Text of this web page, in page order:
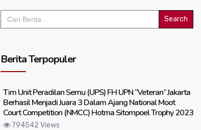
Search
for:
Berita Terpopuler
Tim Unit Peradilan Semu (UPS) FH UPN “Veteran” Jakarta
Berhasil Menjadi Juara 3 Dalam Ajang National Moot
Court Competition (NMCC) Hotma Sitompoel Trophy 2023
794542 Views